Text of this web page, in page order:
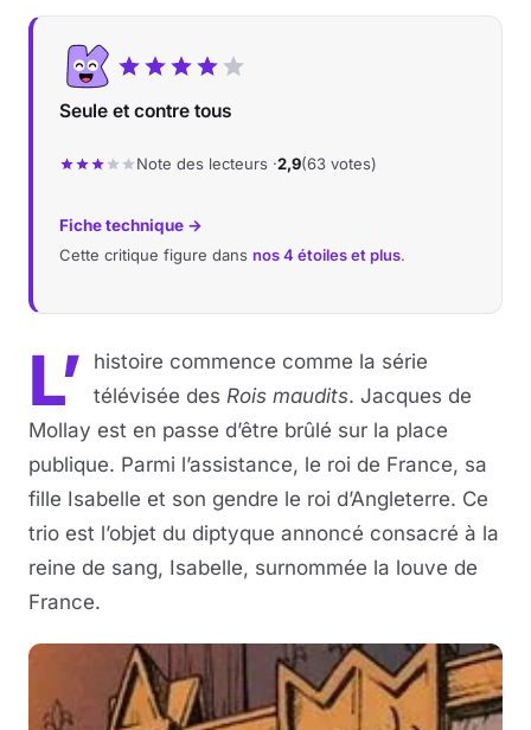
Seule et contre tous
Note des lecteurs ·2,9(63 votes)
Fiche technique →
Cette critique figure dans nos 4 étoiles et plus.
L’
histoire commence comme la série
télévisée des Rois maudits. Jacques de
Mollay est en passe d’être brûlé sur la place
publique. Parmi l’assistance, le roi de France, sa
fille Isabelle et son gendre le roi d’Angleterre. Ce
trio est l’objet du diptyque annoncé consacré à la
reine de sang, Isabelle, surnommée la louve de
France.